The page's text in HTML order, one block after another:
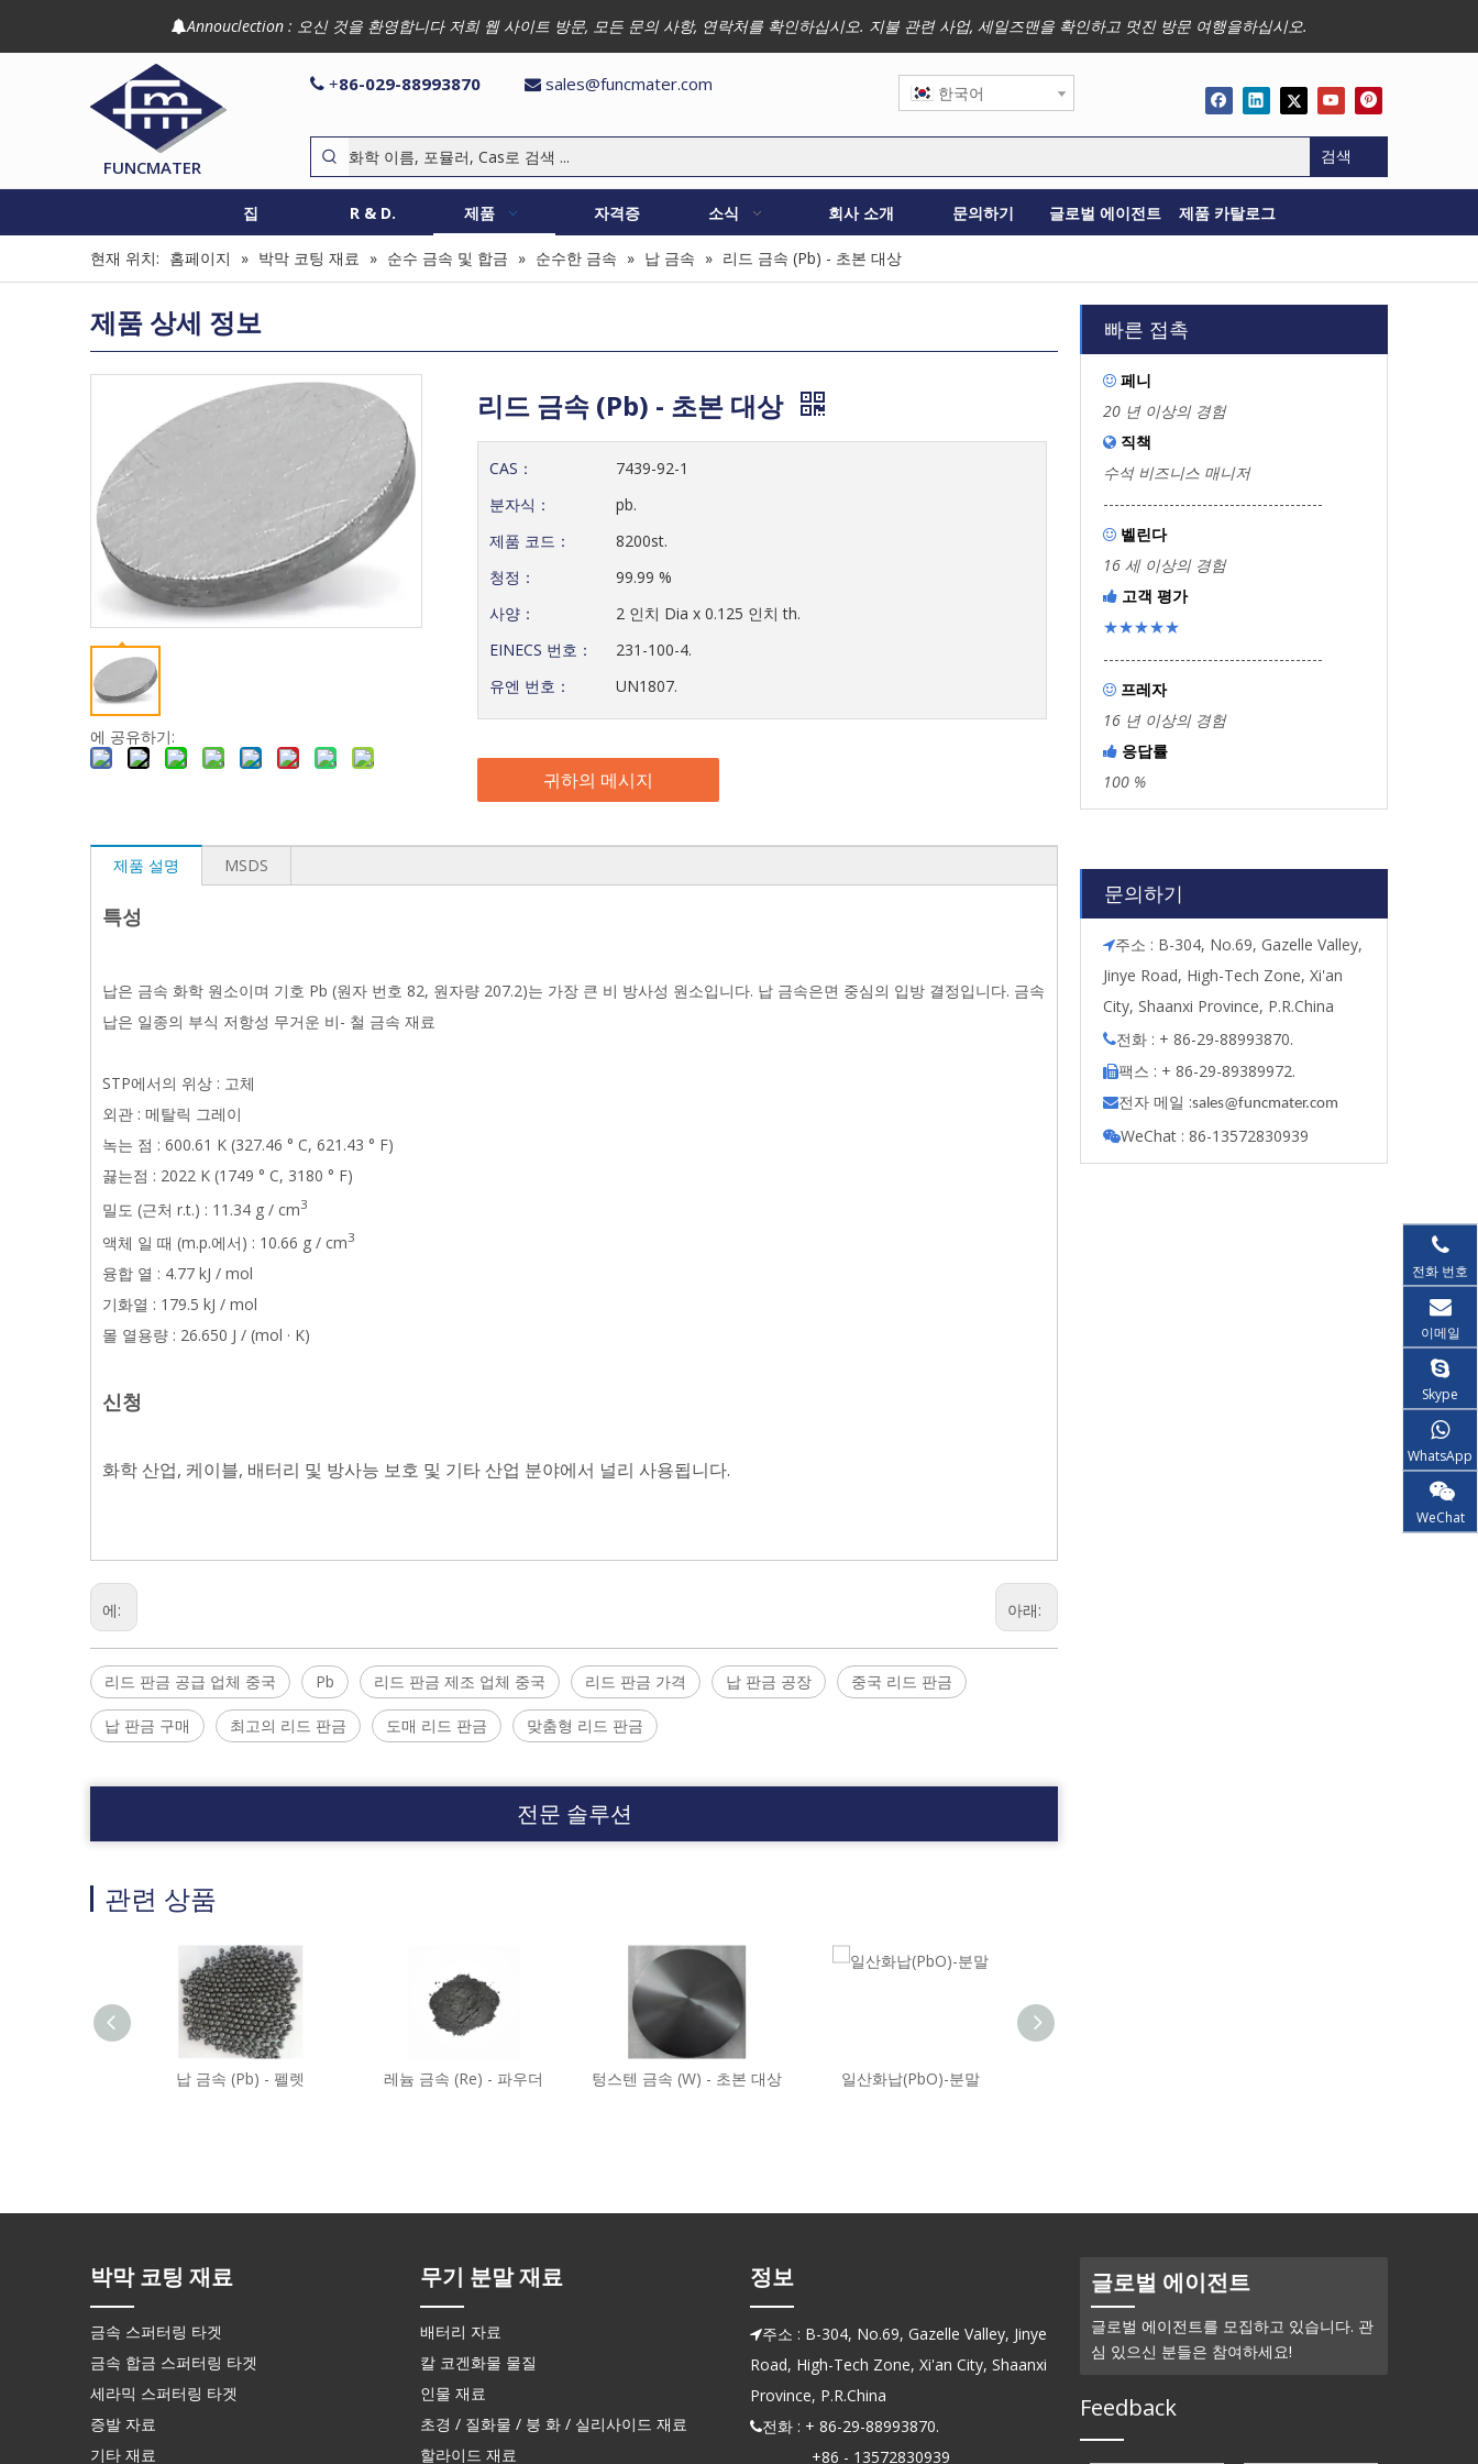
Annouclection : 오신 것을 환영합니다 저희 웹 사이트 방문, 모든 문의 사항, 연락처를 확인하십시오. 지불 관련 사업, 세일즈맨을 확인하고 멋진 방문 여행을하십시오.
FUNCMATER
 +86-029-88993870  sales@funcmater.com 한국어
검색
집 R & D. 제품 자격증 소식 회사 소개 문의하기 글로벌 에이전트 제품 카탈로그
현재 위치: 홈페이지 » 박막 코팅 재료 » 순수 금속 및 합금 » 순수한 금속 » 납 금속 » 리드 금속 (Pb) - 초본 대상
제품 상세 정보
에 공유하기:
리드 금속 (Pb) - 초본 대상
CAS：
7439-92-1
분자식：
pb.
제품 코드：
8200st.
청정：
99.99 %
사양：
2 인치 Dia x 0.125 인치 th.
EINECS 번호：
231-100-4.
유엔 번호：
UN1807.
귀하의 메시지
제품 설명 MSDS
특성
납은 금속 화학 원소이며 기호 Pb (원자 번호 82, 원자량 207.2)는 가장 큰 비 방사성 원소입니다. 납 금속은면 중심의 입방 결정입니다. 금속
납은 일종의 부식 저항성 무거운 비- 철 금속 재료
STP에서의 위상 : 고체
외관 : 메탈릭 그레이
녹는 점 : 600.61 K (327.46 ° C, 621.43 ° F)
끓는점 : 2022 K (1749 ° C, 3180 ° F)
밀도 (근처 r.t.) : 11.34 g / cm3
액체 일 때 (m.p.에서) : 10.66 g / cm3
융합 열 : 4.77 kJ / mol
기화열 : 179.5 kJ / mol
몰 열용량 : 26.650 J / (mol · K)
신청
화학 산업, 케이블, 배터리 및 방사능 보호 및 기타 산업 분야에서 널리 사용됩니다.
에: 아래:
리드 판금 공급 업체 중국 Pb 리드 판금 제조 업체 중국 리드 판금 가격 납 판금 공장 중국 리드 판금
납 판금 구매 최고의 리드 판금 도매 리드 판금 맞춤형 리드 판금
전문 솔루션
관련 상품
납 금속 (Pb) - 펠렛 레늄 금속 (Re) - 파우더 텅스텐 금속 (W) - 초본 대상 일산화납(PbO)-분말
빠른 접촉
 페니
20 년 이상의 경험
 직책
수석 비즈니스 매니저
----------------------------------------
 벨린다
16 세 이상의 경험
 고객 평가
★★★★★
----------------------------------------
 프레자
16 년 이상의 경험
 응답률
100 %
문의하기
주소 : B-304, No.69, Gazelle Valley,
Jinye Road, High-Tech Zone, Xi'an
City, Shaanxi Province, P.R.China
전화 : + 86-29-88993870.
팩스 : + 86-29-89389972.
전자 메일 :sales@funcmater.com
WeChat : 86-13572830939
박막 코팅 재료
금속 스퍼터링 타겟
금속 합금 스퍼터링 타겟
세라믹 스퍼터링 타겟
증발 자료
기타 재료
전화 번호
이메일
Skype
WhatsApp
WeChat
무기 분말 재료
배터리 자료
칼 코겐화물 물질
인물 재료
초경 / 질화물 / 붕 화 / 실리사이드 재료
할라이드 재료
정보
주소 : B-304, No.69, Gazelle Valley, Jinye
Road, High-Tech Zone, Xi'an City, Shaanxi
Province, P.R.China
전화 : + 86-29-88993870.
+86 - 13572830939
글로벌 에이전트
글로벌 에이전트를 모집하고 있습니다. 관
심 있으신 분들은 참여하세요!
Feedback